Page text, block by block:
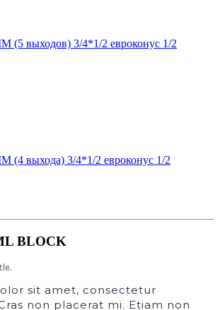
(5 выходов) 3/4*1/2 евроконус 1/2
(4 выхода) 3/4*1/2 евроконус 1/2
BLOCK
sit amet, consectetur
non placerat mi. Etiam non